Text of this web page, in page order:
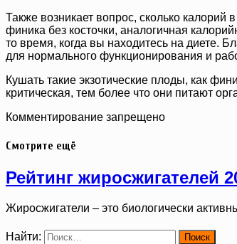
Также возникает вопрос, сколько калорий
финика без косточки, аналогичная
то время, когда вы находитесь на диете.
для нормального функционирования и
Кушать такие экзотические плоды, как
критическая, тем более что они питают
Комментирование запрещено
Смотрите ещё
Рейтинг жиросжигателей
Жиросжигатели – это биологически
Найти: